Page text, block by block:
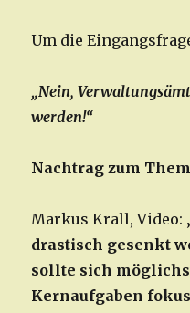
Um die
„Nein,
werden!“
Nachtrag zum
Markus Krall, Video:
drastisch gesenkt
sollte sich
Kernaufgaben